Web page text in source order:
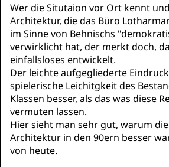
Wer die Situtaion vor Ort kennt
Architektur, die das Büro
im Sinne von Behnischs
verwirklicht hat, der merkt doch,
einfallsloses entwickelt.
Der leichte aufgegliederte
spielerische Leichitgkeit des
Klassen besser, als das was diese
vermuten lassen.
Hier sieht man sehr gut, warum
Architektur in den 90ern besser
von heute.